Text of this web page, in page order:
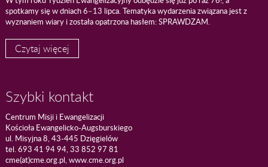
spotkamy się w dniach 6–13 lipca. Tematyka wydarzenia związana jest z
wyznaniem wiary i została opatrzona hasłem: SPRAWDZAM.
Czytaj więcej
Szybki kontakt
Centrum Misji i Ewangelizacji
Kościoła Ewangelicko-Augsburskiego
ul. Misyjna 8, 43-445 Dzięgielów
tel. 693 41 94 94, 33 852 97 81
cme(at)cme.org.pl, www.cme.org.pl